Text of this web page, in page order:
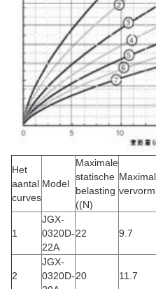
Het
aantal
curves
Model
Maximale
statische
belasting
((N)
1
JGX-
0320D-
22A
22 9.7
2
JGX-
0320D-20 11.7